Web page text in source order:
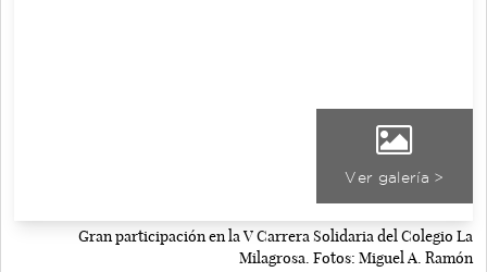
Ver galería >
Gran participación en la V Carrera Solidaria del Colegio La
Milagrosa. Fotos: Miguel A. Ramón